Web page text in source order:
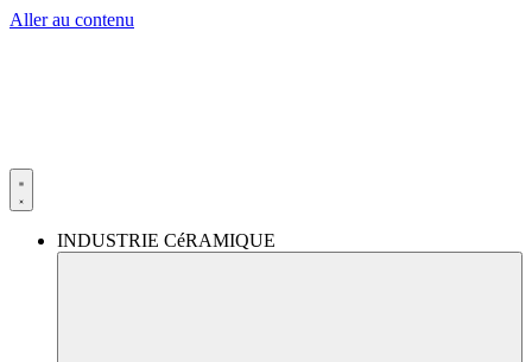
Aller au contenu
INDUSTRIE CéRAMIQUE